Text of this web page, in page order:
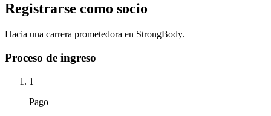
Registrarse como socio
Hacia una carrera prometedora en StrongBody.
Proceso de ingreso
1
Pago